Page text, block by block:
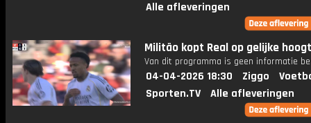
Alle afleveringen
Militão kopt Real op gelijke
Van dit programma is geen informatie
04-04-2026 18:30 Ziggo
Sporten.TV
Alle afleveringen